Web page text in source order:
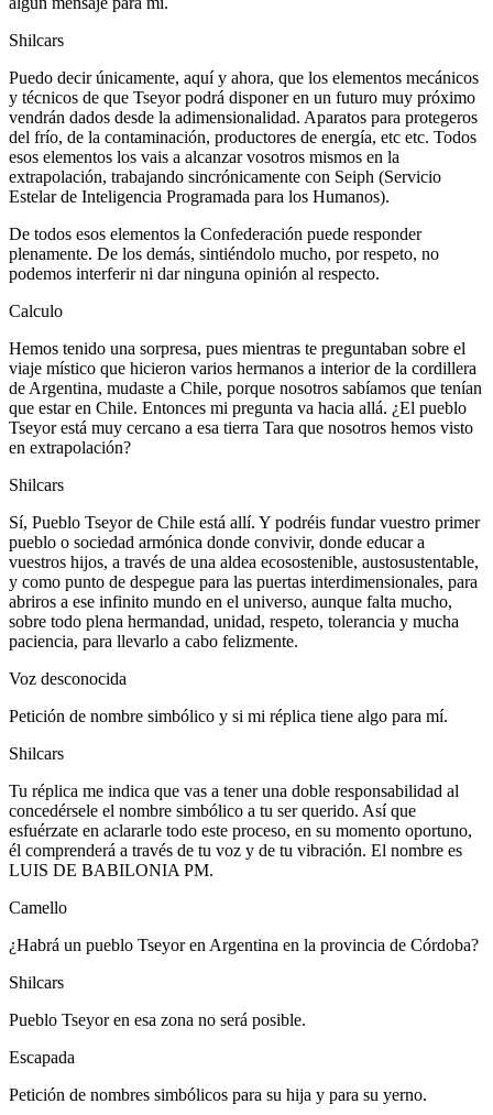
Shilcars
Puedo decir únicamente, aquí y ahora, que los elementos mecánicos
y técnicos de que Tseyor podrá disponer en un futuro muy próximo
vendrán dados desde la adimensionalidad. Aparatos para protegeros
del frío, de la contaminación, productores de energía, etc etc. Todos
esos elementos los vais a alcanzar vosotros mismos en la
extrapolación, trabajando sincrónicamente con Seiph (Servicio
Estelar de Inteligencia Programada para los Humanos).
De todos esos elementos la Confederación puede responder
plenamente. De los demás, sintiéndolo mucho, por respeto, no
podemos interferir ni dar ninguna opinión al respecto.
Calculo
Hemos tenido una sorpresa, pues mientras te preguntaban sobre el
viaje místico que hicieron varios hermanos a interior de la cordillera
de Argentina, mudaste a Chile, porque nosotros sabíamos que tenían
que estar en Chile. Entonces mi pregunta va hacia allá. ¿El pueblo
Tseyor está muy cercano a esa tierra Tara que nosotros hemos visto
en extrapolación?
Shilcars
Sí, Pueblo Tseyor de Chile está allí. Y podréis fundar vuestro primer
pueblo o sociedad armónica donde convivir, donde educar a
vuestros hijos, a través de una aldea ecosostenible, austosustentable,
y como punto de despegue para las puertas interdimensionales, para
abriros a ese infinito mundo en el universo, aunque falta mucho,
sobre todo plena hermandad, unidad, respeto, tolerancia y mucha
paciencia, para llevarlo a cabo felizmente.
Voz desconocida
Petición de nombre simbólico y si mi réplica tiene algo para mí.
Shilcars
Tu réplica me indica que vas a tener una doble responsabilidad al
concedérsele el nombre simbólico a tu ser querido. Así que
esfuérzate en aclararle todo este proceso, en su momento oportuno,
él comprenderá a través de tu voz y de tu vibración. El nombre es
LUIS DE BABILONIA PM.
Camello
¿Habrá un pueblo Tseyor en Argentina en la provincia de Córdoba?
Shilcars
Pueblo Tseyor en esa zona no será posible.
Escapada
Petición de nombres simbólicos para su hija y para su yerno.